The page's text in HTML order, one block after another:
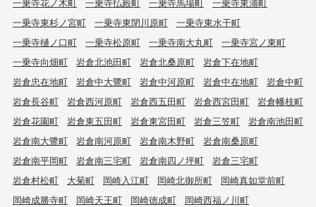
一乗寺花ノ木町
一乗寺払殿町 一乗寺馬場町
一乗寺東浦町
一乗寺東杉ノ宮町
一乗寺東閉川原町
一乗寺東水干町
一乗寺樋ノ口町
一乗寺松原町 一乗寺南大丸町
一乗寺宮ノ東町
一乗寺向畑町
岩倉北池田町 岩倉北桑原町
岩倉下在地町
岩倉忠在地町
岩倉中大鷺町 岩倉中河原町 岩倉中在地町
岩倉中町
岩倉長谷町
岩倉西河原町 岩倉西五田町 岩倉西宮田町
岩倉幡枝町
岩倉花園町
岩倉東五田町 岩倉東宮田町 岩倉三笠町
岩倉南池田町
岩倉南大鷺町
岩倉南河原町 岩倉南木野町
岩倉南桑原町
岩倉南平岡町
岩倉南三宅町 岩倉南四ノ坪町
岩倉三宅町
岩倉村松町
大菊町 岡崎入江町 岡崎北御所町
岡崎真如堂前町
岡崎成勝寺町
岡崎天王町 岡崎徳成町
岡崎西福ノ川町